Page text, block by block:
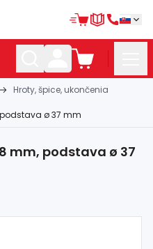
Hroty, špice, ukončenia
ø 37 mm
mm, podstava ø 37